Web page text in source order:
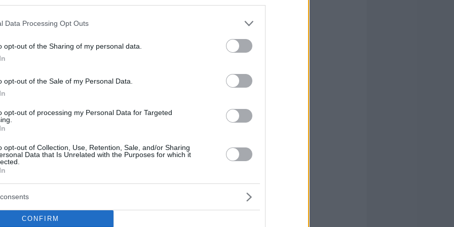
Data Processing Opt Outs
opt-out of the Sharing of my personal data.
opt-out of the Sale of my Personal Data.
opt-out of processing my Personal Data for Targeted
opt-out of Collection, Use, Retention, Sale, and/or Sharing
Data that Is Unrelated with the Purposes for which it
CONFIRM
Xavi Pascual gana el
premio a mejor
entrenador de la VTB
El Zenit de San Petersburgo ha sido el
mejor equipo de la competición y se
Shengelia
El CSKA de Moscú pierde a Todo